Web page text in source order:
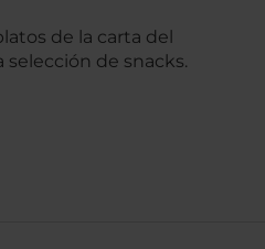
de la carta del
de snacks.